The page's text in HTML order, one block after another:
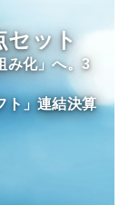
セット
み化」へ。3
ト」連結決算